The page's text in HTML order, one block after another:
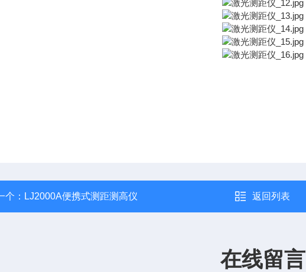
个： LJ2000A便携式测距测高仪 返回列表
在线留言